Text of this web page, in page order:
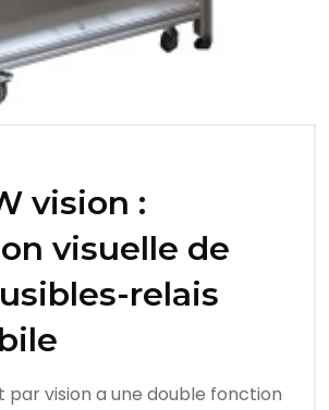
vision :
visuelle de
relais
par vision a une double fonction